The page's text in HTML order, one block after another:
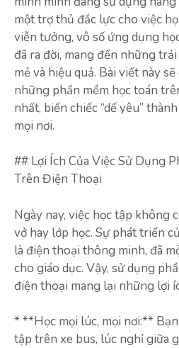
một trợ thủ đắc lực cho việc
viễn tưởng, vô số ứng dụng
đã ra đời, mang đến những
mẻ và hiệu quả. Bài viết này
những phần mềm học toán
nhất, biến chiếc “dế yêu”
mọi nơi.
## Lợi Ích Của Việc Sử Dụng
Trên Điện Thoại
Ngày nay, việc học tập không
vở hay lớp học. Sự phát triển
là điện thoại thông minh, đã
cho giáo dục. Vậy, sử dụng
điện thoại mang lại những lợi
* **Học mọi lúc, mọi nơi:**
tập trên xe bus, lúc nghỉ giữa